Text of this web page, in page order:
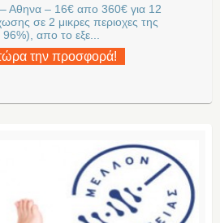
Αθηνα – 16€ απο 360€ για 12
σε 2 μικρες περιοχες της
απο το εξε...
την προσφορά!